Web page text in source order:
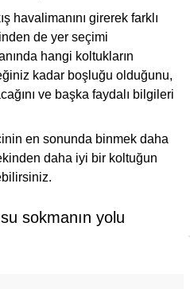
havalimanını girerek farklı
de yer seçimi
hangi koltukların
kadar boşluğu olduğunu,
ve başka faydalı bilgileri
en sonunda binmek daha
daha iyi bir koltuğun
sokmanın yolu